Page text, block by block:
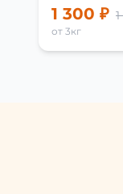
1 300 ₽
от 3кг